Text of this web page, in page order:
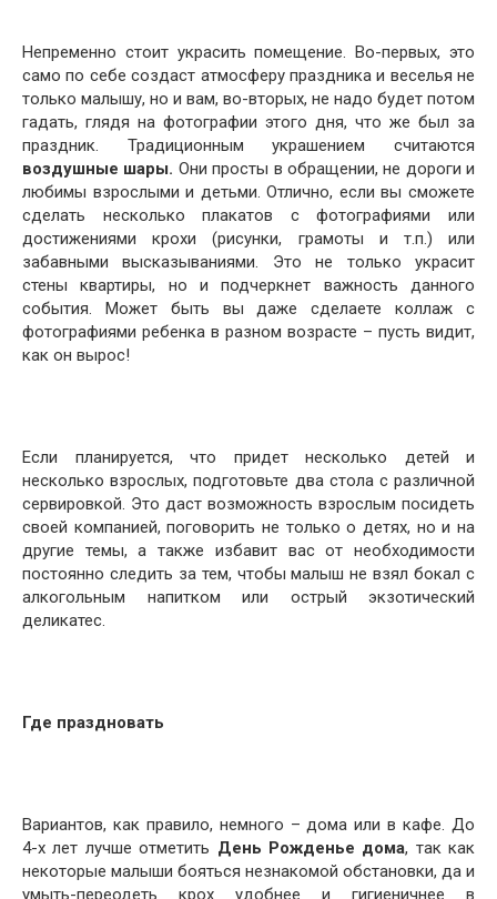
Непременно стоит украсить помещение. Во-первых, это
само по себе создаст атмосферу праздника и веселья не
только малышу, но и вам, во-вторых, не надо будет потом
гадать, глядя на фотографии этого дня, что же был за
праздник. Традиционным украшением считаются
воздушные шары. Они просты в обращении, не дороги и
любимы взрослыми и детьми. Отлично, если вы сможете
сделать несколько плакатов с фотографиями или
достижениями крохи (рисунки, грамоты и т.п.) или
забавными высказываниями. Это не только украсит
стены квартиры, но и подчеркнет важность данного
события. Может быть вы даже сделаете коллаж с
фотографиями ребенка в разном возрасте – пусть видит,
как он вырос!
Если планируется, что придет несколько детей и
несколько взрослых, подготовьте два стола с различной
сервировкой. Это даст возможность взрослым посидеть
своей компанией, поговорить не только о детях, но и на
другие темы, а также избавит вас от необходимости
постоянно следить за тем, чтобы малыш не взял бокал с
алкогольным напитком или острый экзотический
деликатес.
Где праздновать
Вариантов, как правило, немного – дома или в кафе. До
4-х лет лучше отметить День Рожденье дома, так как
некоторые малыши бояться незнакомой обстановки, да и
умыть-переодеть крох удобнее и гигиеничнее в